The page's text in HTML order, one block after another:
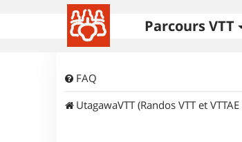
Parcours VTT
FAQ
UtagawaVTT (Randos VTT et